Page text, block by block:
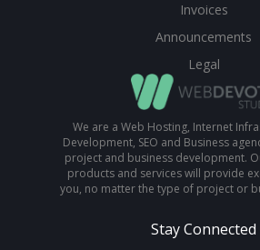
Invoices
Announcements
Legal
We are a Web Hosting, Internet
Development, SEO and Business
project and business development.
products and services will provide
you, no matter the type of project or
Stay Connected